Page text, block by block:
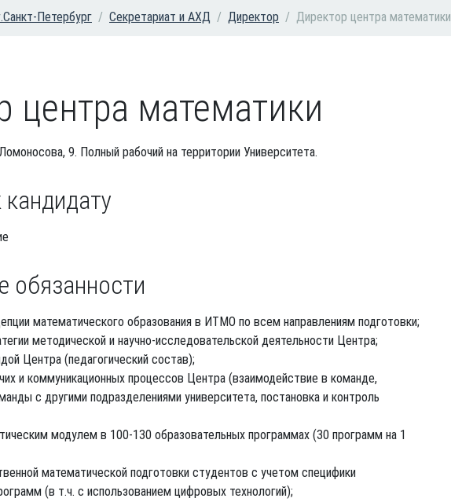
Петербург Секретариат и АХД Директор Директор центра математики
центра математики
9. Полный рабочий на территории Университета.
обязанности
математического образования в ИТМО по всем направлениям подготовки;
методической и научно-исследовательской деятельности Центра;
Центра (педагогический состав);
и коммуникационных процессов Центра (взаимодействие в команде,
с другими подразделениями университета, постановка и контроль
модулем в 100-130 образовательных программах (30 программ на 1
математической подготовки студентов с учетом специфики
(в т.ч. с использованием цифровых технологий);